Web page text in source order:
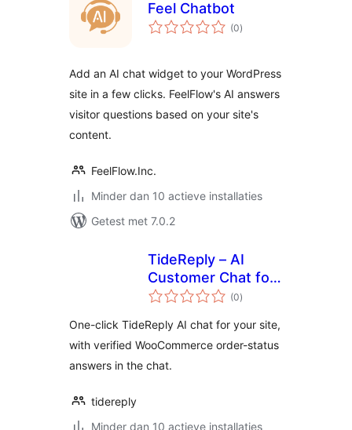
Feel Chatbot
(0totaal
waarderingen
)
Add an AI chat widget to your WordPress
site in a few clicks. FeelFlow's AI answers
visitor questions based on your site's
content.
FeelFlow.Inc.
Minder dan 10 actieve installaties
Getest met 7.0.2
TideReply – AI
Customer Chat for
WooCommerce
(0totaal
waarderingen
)
One-click TideReply AI chat for your site,
with verified WooCommerce order-status
answers in the chat.
tidereply
Minder dan 10 actieve installaties